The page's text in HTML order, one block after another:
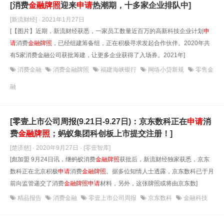
[消费金融牌照迎来申请热潮期，十多家企业排队中]
[新流财经] · 2021年1月27日
[【图片】近期，新流财经获悉，一家员工数量近百万的高新科技企业计划申
请消费金融牌照 ，已经组建筹备组，正在积极寻求发起合作伙伴。2020年共
有5家消费金融公司获批筹建，让更多企业获得了入场券。2021年]
消费金融 消费金融牌照 福建海峡银行 网络小贷新规 零售金
融
[零壹上市公司周报(9.21日-9.27日)：京东数科正在申请消
费金融牌照 ；蚂蚁集团科创板上市提交注册！]
[楚济慈] · 2020年9月27日 · [零壹智库]
[彪加盟 9月24日讯，继蚂蚁消费金融牌照获批后，新流财经独家获悉，京东
数科正在北京积极申请消费金融牌照。据多位知情人士透露，京东数科已于月
前向监管递交了消费金融牌照申请材料，另外，这张牌照或将由京东数]
精品报告 消费金融 零壹上市公司周报 京东数科 金融科技